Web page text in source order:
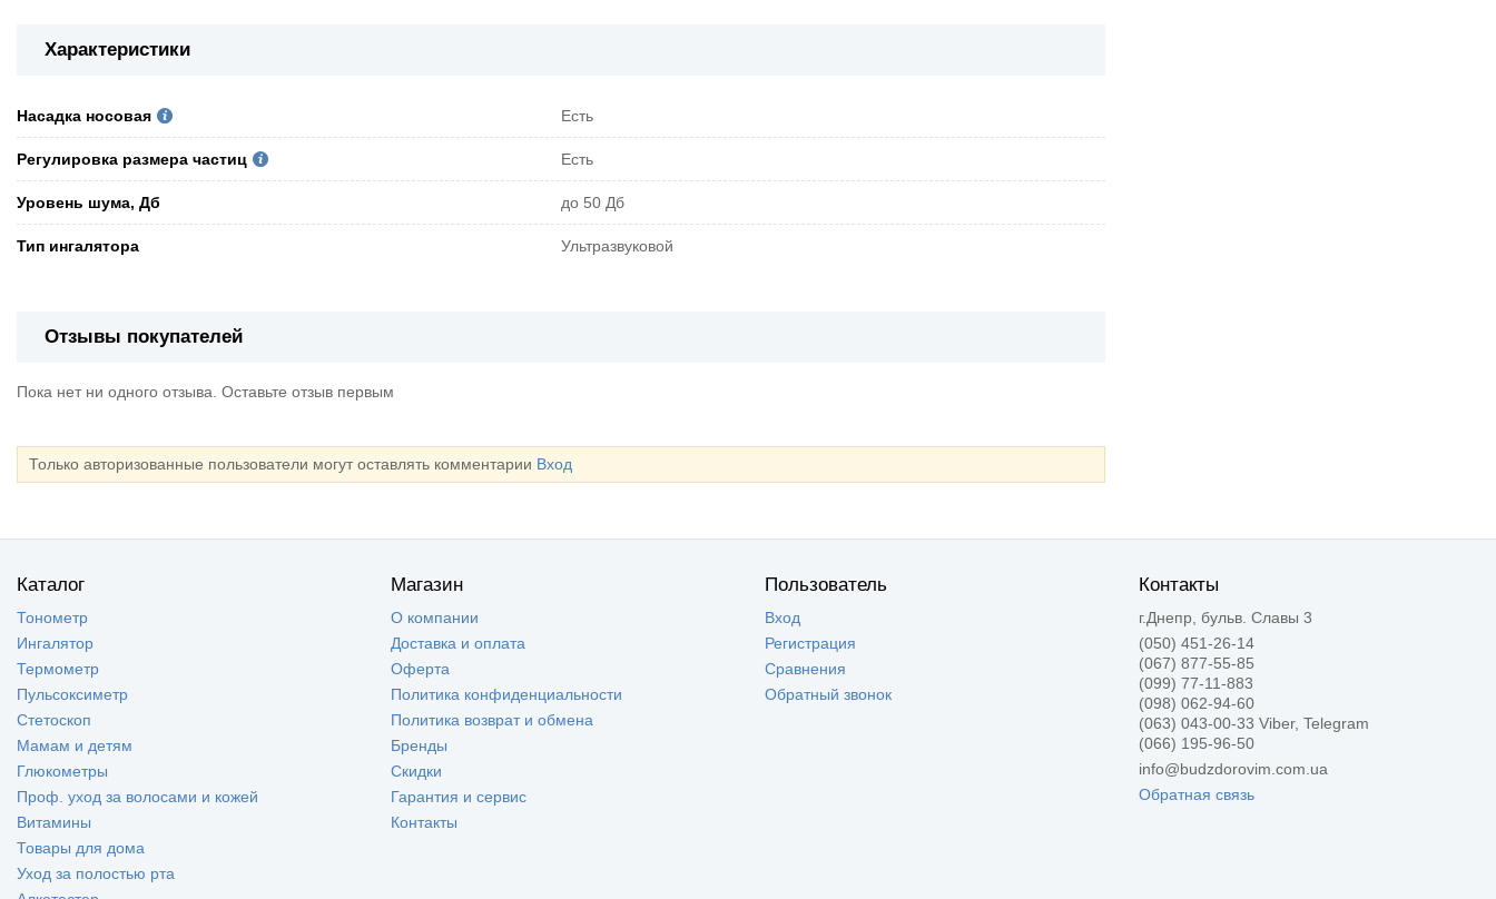
Характеристики
Насадка носовая Есть
Регулировка размера частиц Есть
Уровень шума, Дб до 50 Дб
Тип ингалятора Ультразвуковой
Отзывы покупателей
Пока нет ни одного отзыва. Оставьте отзыв первым
Только авторизованные пользователи могут оставлять комментарии Вход
Каталог
Тонометр
Ингалятор
Термометр
Пульсоксиметр
Стетоскоп
Мамам и детям
Глюкометры
Проф. уход за волосами и кожей
Витамины
Товары для дома
Уход за полостью рта
Магазин
О компании
Доставка и оплата
Оферта
Политика конфиденциальности
Политика возврат и обмена
Бренды
Скидки
Гарантия и сервис
Контакты
Пользователь
Вход
Регистрация
Сравнения
Обратный звонок
Контакты
г.Днепр, бульв. Славы 3
(050) 451-26-14
(067) 877-55-85
(099) 77-11-883
(098) 062-94-60
(063) 043-00-33 Viber, Telegram
(066) 195-96-50
info@budzdorovim.com.ua
Обратная связь